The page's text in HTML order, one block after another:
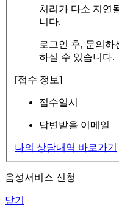
처리가 다소 지연
니다.
로그인 후, 문의하
하실 수 있습니다.
[접수 정보]
접수일시
답변받을 이메일
나의 상담내역 바로가기
음성서비스 신청
닫기